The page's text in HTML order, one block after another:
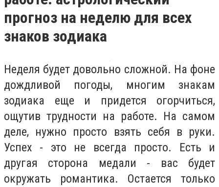
прогноз на неделю для всех
знаков зодиака
Неделя будет довольно сложной. На фоне
дождливой погоды, многим знакам
зодиака еще и придется огорчиться,
ощутив трудности на работе. На самом
деле, нужно просто взять себя в руки.
Успех - это не всегда просто. Есть и
другая сторона медали - вас будет
окружать романтика. Остается только